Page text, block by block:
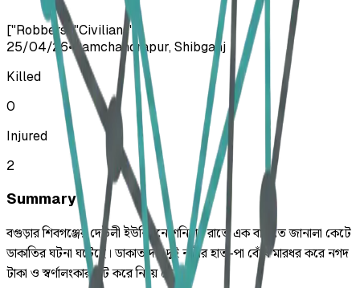
["Robbers","Civilians"]
25/04/26• Ramchandrapur, Shibganj
Killed
0
Injured
2
Summary
বগুড়ার শিবগঞ্জের দেউলী ইউনিয়নে শনিবার রাতে এক বাড়িতে জানালা কেটে
ডাকাতির ঘটনা ঘটেছে। ডাকাত দল দুই নারীর হাত-পা বেঁধে মারধর করে নগদ
টাকা ও স্বর্ণালংকার লুট করে নিয়ে গেছে।